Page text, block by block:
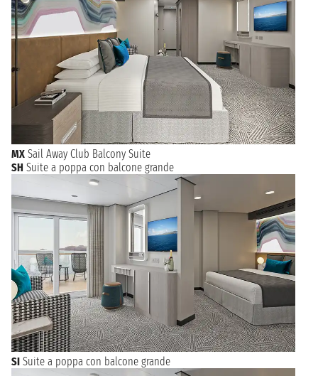
MX Sail Away Club Balcony Suite
SH Suite a poppa con balcone grande
SI Suite a poppa con balcone grande